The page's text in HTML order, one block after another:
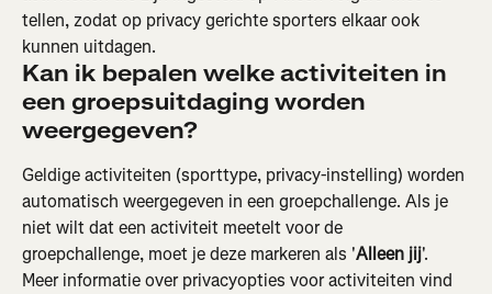
tellen, zodat op privacy gerichte sporters elkaar ook
kunnen uitdagen.
Kan ik bepalen welke activiteiten in
een groepsuitdaging worden
weergegeven?
Geldige activiteiten (sporttype, privacy-instelling) worden
automatisch weergegeven in een groepchallenge. Als je
niet wilt dat een activiteit meetelt voor de
groepchallenge, moet je deze markeren als 'Alleen jij'.
Meer informatie over privacyopties voor activiteiten vind